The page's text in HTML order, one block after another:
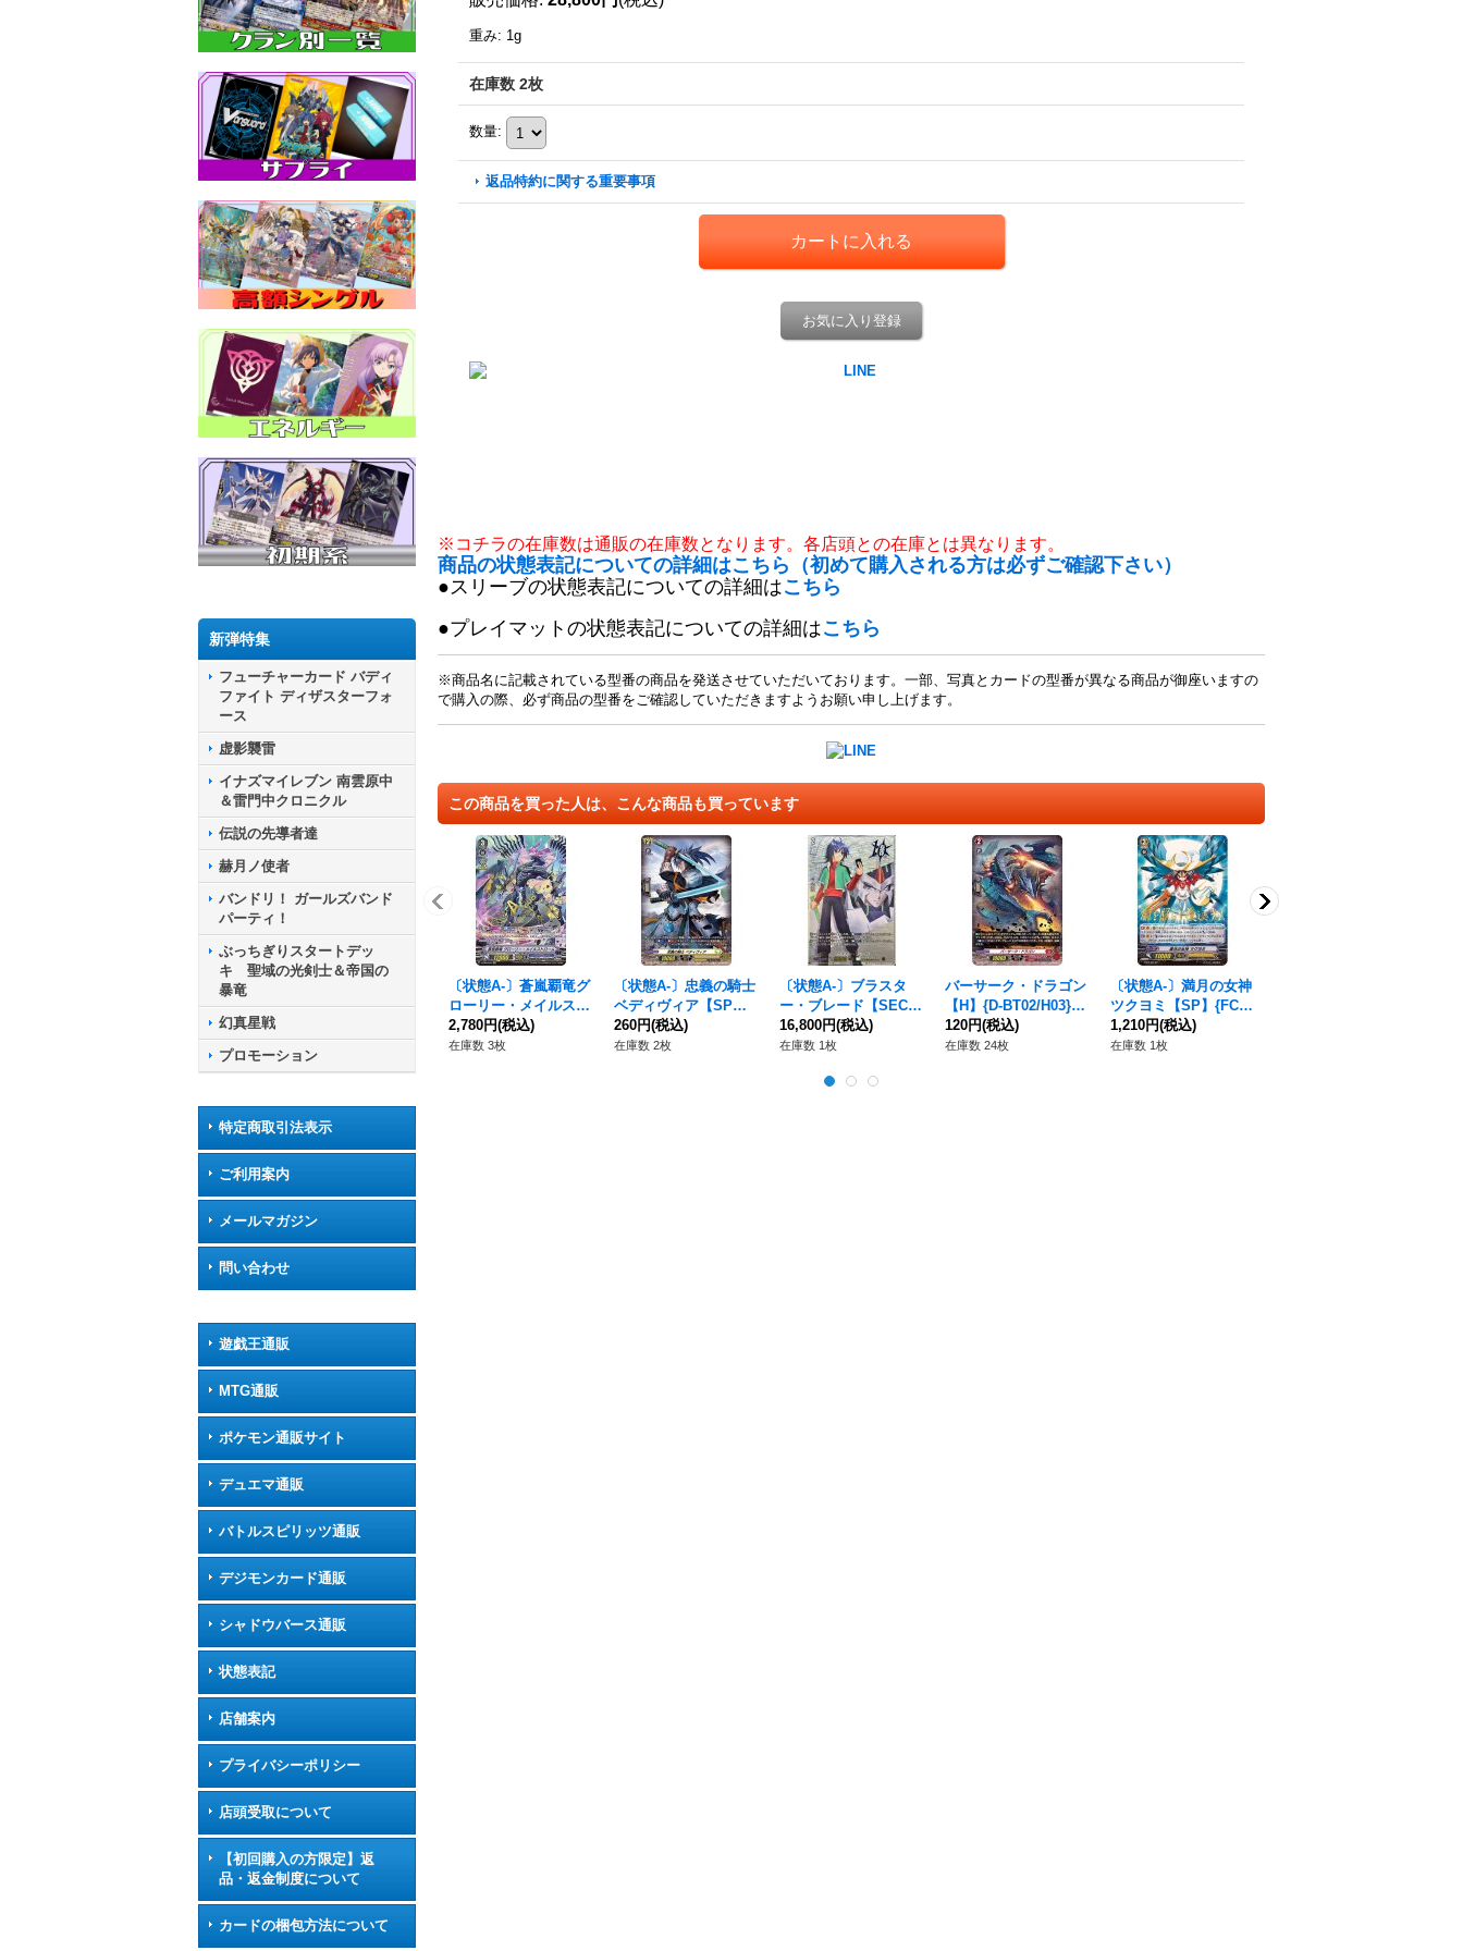
新弾特集
フューチャーカード バディ
ファイト ディザスターフォ
ース
虚影襲雷
イナズマイレブン 南雲原中
＆雷門中クロニクル
伝説の先導者達
赫月ノ使者
バンドリ！ ガールズバンド
パーティ！
ぶっちぎりスタートデッ
キ 聖域の光剣士＆帝国の
暴竜
幻真星戦
プロモーション
特定商取引法表示
ご利用案内
メールマガジン
問い合わせ
遊戯王通販
MTG通販
ポケモン通販サイト
デュエマ通販
バトルスピリッツ通販
デジモンカード通販
シャドウバース通販
状態表記
店舗案内
プライバシーポリシー
店頭受取について
【初回購入の方限定】返
品・返金制度について
カードの梱包方法について
重み: 1g
在庫数 2枚
数量:
返品特約に関する重要事項
お気に入り登録
※コチラの在庫数は通販の在庫数となります。各店頭との在庫とは異なります。
商品の状態表記についての詳細はこちら（初めて購入される方は必ずご確認下さい）
●スリーブの状態表記についての詳細はこちら
●プレイマットの状態表記についての詳細はこちら
※商品名に記載されている型番の商品を発送させていただいております。一部、写真とカードの型番が異なる商品が御座いますの
で購入の際、必ず商品の型番をご確認していただきますようお願い申し上げます。
この商品を買った人は、こんな商品も買っています
〔状態A-〕蒼嵐覇竜グ
ローリー・メイルスト
ローム【XVR】{V-EB
08/XV01}《アクアフ
2,780円(税込)
在庫数 3枚
〔状態A-〕忠義の騎士
ベディヴィア【SP】
{D-BT05/SP38}《ケテ
ルサンクチュアリ》
260円(税込)
在庫数 2枚
〔状態A-〕ブラスタ
ー・ブレード【SEC】
{D-BT05/10thSEC01}
《ケテルサンクチュア
16,800円(税込)
在庫数 1枚
バーサーク・ドラゴン
【H】{D-BT02/H03}
《ドラゴンエンパイ
ア》
120円(税込)
在庫数 24枚
〔状態A-〕満月の女神
ツクヨミ【SP】{FC0
2/S02}《オラクルシン
クタンク》
1,210円(税込)
在庫数 1枚